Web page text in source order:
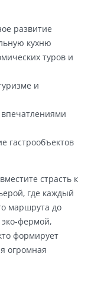
развитие
кухню
туров и
и
гастрообъектов
страсть к
где каждый
маршрута до
фермой,
формирует
огромная